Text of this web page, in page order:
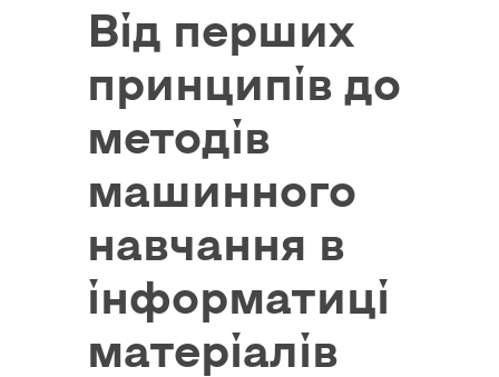
Від перших
принципів до
методів
машинного
навчання в
інформатиці
матеріалів